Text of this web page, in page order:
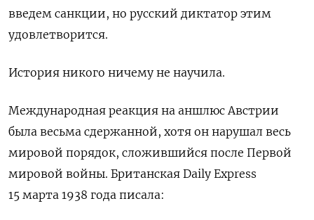
введем санкции, но русский диктатор этим
удовлетворится.
История никого ничему не научила.
Международная реакция на аншлюс Австрии
была весьма сдержанной, хотя он нарушал весь
мировой порядок, сложившийся после Первой
мировой войны. Британская Daily Express
15 марта 1938 года писала: